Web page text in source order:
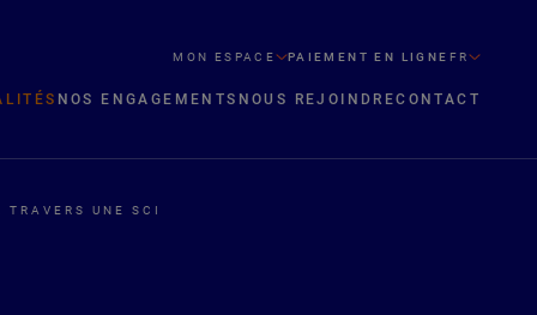
MON ESPACE PAIEMENT EN LIGNE FR
NOS ENGAGEMENTS NOUS REJOINDRECONTACT
UNE SCI